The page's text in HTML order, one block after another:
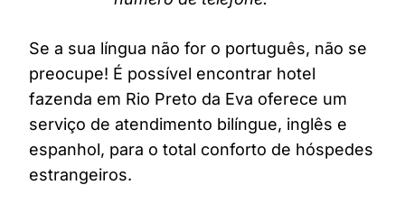
Se a sua língua não for o português, não se
preocupe! É possível encontrar hotel
fazenda em Rio Preto da Eva oferece um
serviço de atendimento bilíngue, inglês e
espanhol, para o total conforto de hóspedes
estrangeiros.